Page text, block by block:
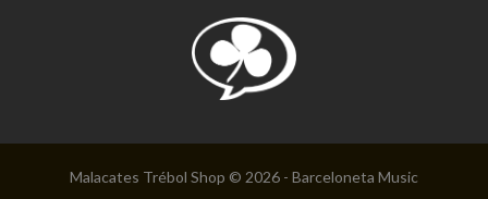
Malacates Trébol Shop © 2026 - Barceloneta Music